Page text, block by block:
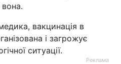
вона.
вакцинація в
і загрожує
ситуації.
Реклама